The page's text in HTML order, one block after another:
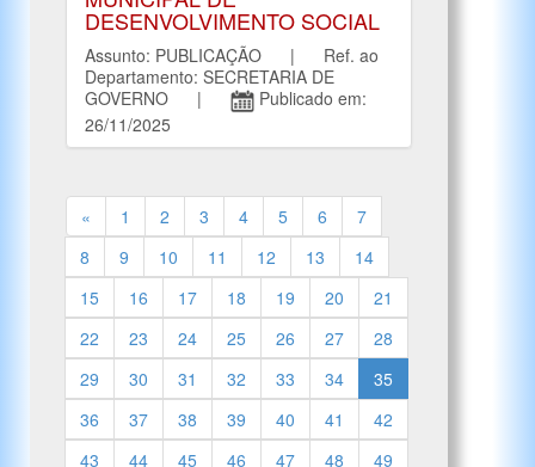
DESENVOLVIMENTO SOCIAL
Assunto: PUBLICAÇÃO | Ref. ao
Departamento: SECRETARIA DE
GOVERNO |
Publicado em:
26/11/2025
« 1 2 3 4 5 6
7
8
9 10 11 12 13
14
15
16 17 18 19 20
21
22
23 24 25 26 27
28
29
30 31 32 33 34
35
36
37 38 39 40 41
42
43
44 45 46 47 48
49